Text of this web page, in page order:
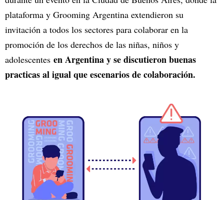
plataforma y Grooming Argentina extendieron su
invitación a todos los sectores para colaborar en la
promoción de los derechos de las niñas, niños y
adolescentes en Argentina y se discutieron buenas
practicas al igual que escenarios de colaboración.